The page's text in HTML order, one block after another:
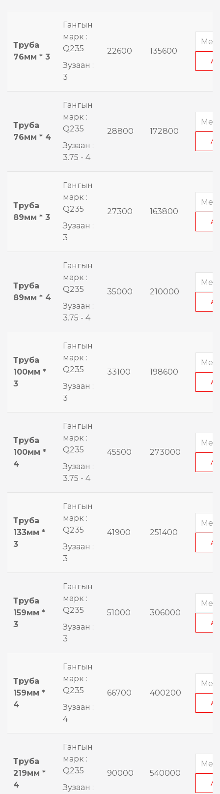
Труба
76мм * 3
Гангын
марк :
Q235
Зузаан :
3
22600 135600
Труба
76мм * 4
Гангын
марк :
Q235
Зузаан :
3.75 - 4
28800 172800
Труба
89мм * 3
Гангын
марк :
Q235
Зузаан :
3
27300 163800
Труба
89мм * 4
Гангын
марк :
Q235
Зузаан :
3.75 - 4
35000 210000
Труба
100мм *
3
Гангын
марк :
Q235
Зузаан :
3
33100 198600
Труба
100мм *
4
Гангын
марк :
Q235
Зузаан :
3.75 - 4
45500 273000
Труба
133мм *
3
Гангын
марк :
Q235
Зузаан :
3
41900 251400
Труба
159мм *
3
Гангын
марк :
Q235
Зузаан :
3
51000 306000
Труба
159мм *
4
Гангын
марк :
Q235
Зузаан :
4
66700 400200
Труба
219мм *
4
Гангын
марк :
Q235
Зузаан :
90000 540000